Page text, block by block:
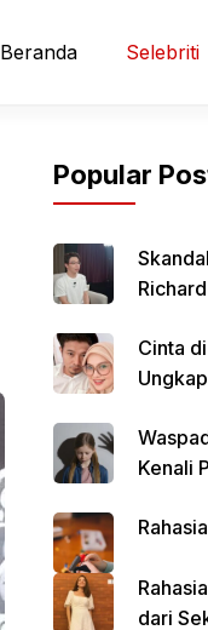
Beranda Selebriti
Popular
Skandal
Cinta
Kenali
dari